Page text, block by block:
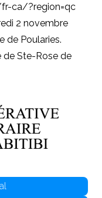
ca/?region=qc
2 novembre
de Poularies.
de Ste-Rose de